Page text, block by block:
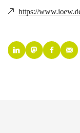
https://